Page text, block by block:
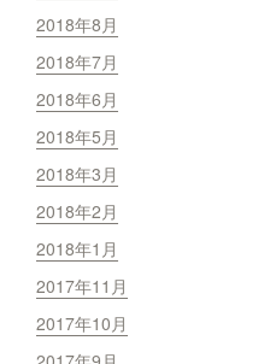
2018年8月
2018年7月
2018年6月
2018年5月
2018年3月
2018年2月
2018年1月
2017年11月
2017年10月